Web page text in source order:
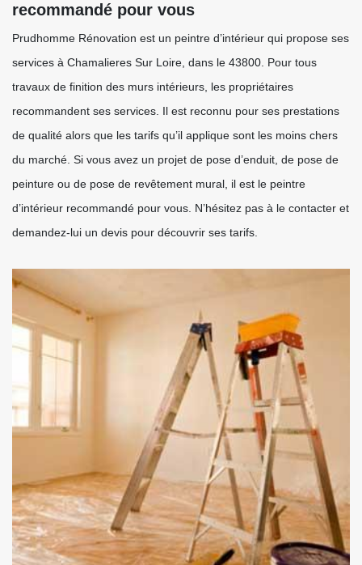
recommandé pour vous
Prudhomme Rénovation est un peintre d’intérieur qui propose ses
services à Chamalieres Sur Loire, dans le 43800. Pour tous
travaux de finition des murs intérieurs, les propriétaires
recommandent ses services. Il est reconnu pour ses prestations
de qualité alors que les tarifs qu’il applique sont les moins chers
du marché. Si vous avez un projet de pose d’enduit, de pose de
peinture ou de pose de revêtement mural, il est le peintre
d’intérieur recommandé pour vous. N’hésitez pas à le contacter et
demandez-lui un devis pour découvrir ses tarifs.